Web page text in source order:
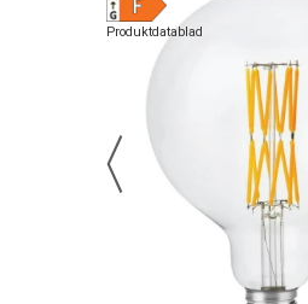
Produktdatablad